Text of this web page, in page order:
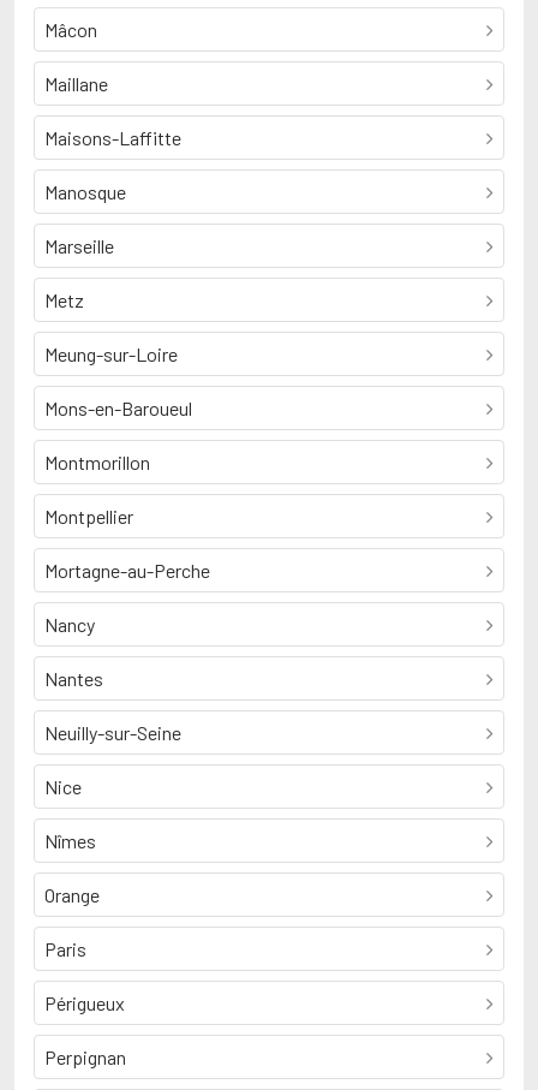
Mâcon
Maillane
Maisons-Laffitte
Manosque
Marseille
Metz
Meung-sur-Loire
Mons-en-Baroueul
Montmorillon
Montpellier
Mortagne-au-Perche
Nancy
Nantes
Neuilly-sur-Seine
Nice
Nîmes
Orange
Paris
Périgueux
Perpignan